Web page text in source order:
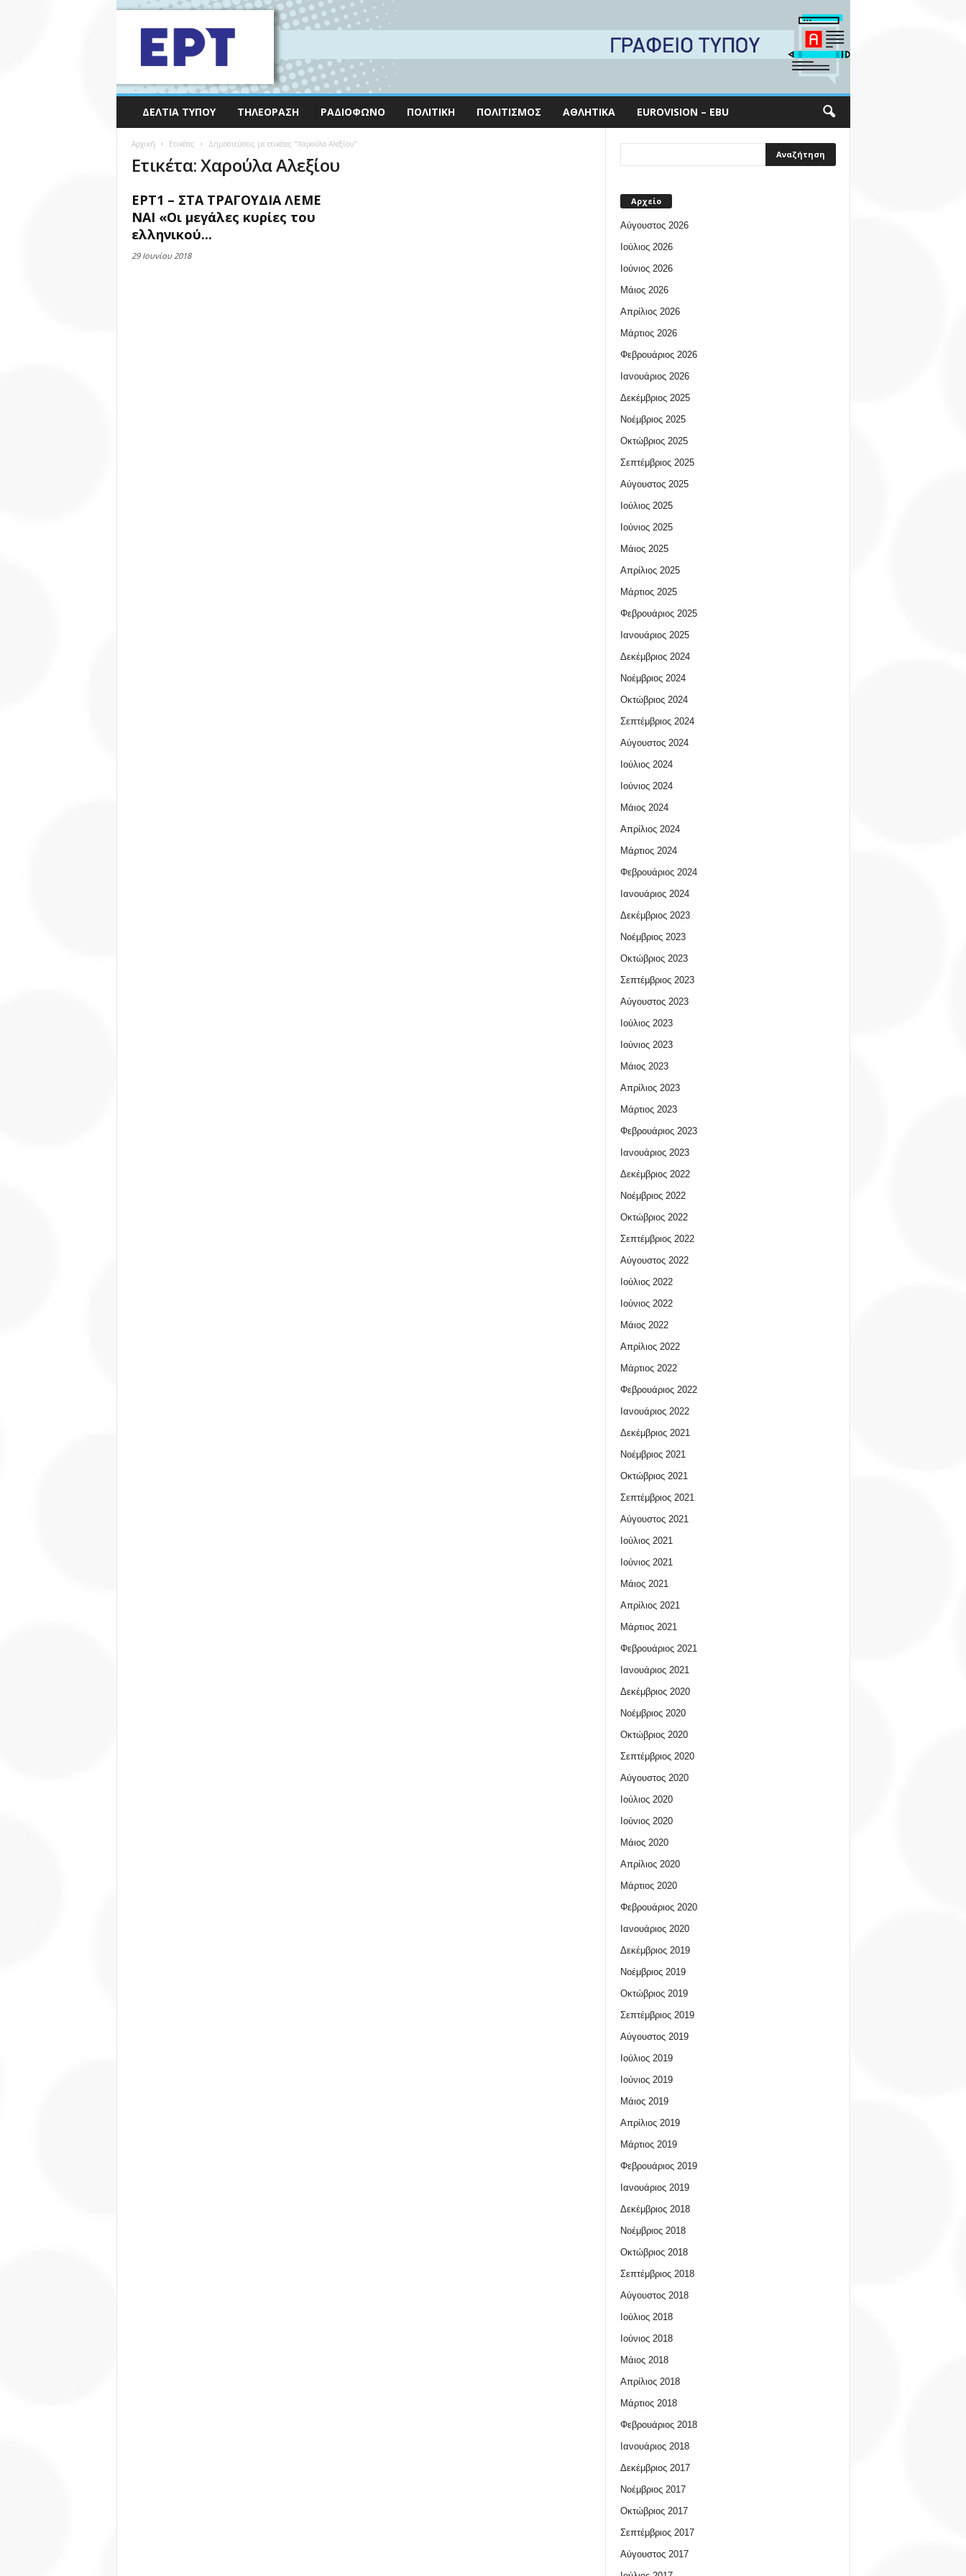
ΔΕΛΤΊΑ ΤΎΠΟΥ ΤΗΛΕΌΡΑΣΗ ΡΑΔΙΌΦΩΝΟ ΠΟΛΙΤΙΚΉ ΠΟΛΙΤΙΣΜΌΣ ΑΘΛΗΤΙΚΆ EUROVISION – EBU
Αρχική Ετικέτες Δημοσιεύσεις με ετικέτες "Χαρούλα Αλεξίου"
Ετικέτα: Χαρούλα Αλεξίου
ΕΡΤ1 – ΣΤΑ ΤΡΑΓΟΥΔΙΑ ΛΕΜΕ
ΝΑΙ «Οι μεγάλες κυρίες του
ελληνικού...
29 Ιουνίου 2018
Αρχείο
Αύγουστος 2026
Ιούλιος 2026
Ιούνιος 2026
Μάιος 2026
Απρίλιος 2026
Μάρτιος 2026
Φεβρουάριος 2026
Ιανουάριος 2026
Δεκέμβριος 2025
Νοέμβριος 2025
Οκτώβριος 2025
Σεπτέμβριος 2025
Αύγουστος 2025
Ιούλιος 2025
Ιούνιος 2025
Μάιος 2025
Απρίλιος 2025
Μάρτιος 2025
Φεβρουάριος 2025
Ιανουάριος 2025
Δεκέμβριος 2024
Νοέμβριος 2024
Οκτώβριος 2024
Σεπτέμβριος 2024
Αύγουστος 2024
Ιούλιος 2024
Ιούνιος 2024
Μάιος 2024
Απρίλιος 2024
Μάρτιος 2024
Φεβρουάριος 2024
Ιανουάριος 2024
Δεκέμβριος 2023
Νοέμβριος 2023
Οκτώβριος 2023
Σεπτέμβριος 2023
Αύγουστος 2023
Ιούλιος 2023
Ιούνιος 2023
Μάιος 2023
Απρίλιος 2023
Μάρτιος 2023
Φεβρουάριος 2023
Ιανουάριος 2023
Δεκέμβριος 2022
Νοέμβριος 2022
Οκτώβριος 2022
Σεπτέμβριος 2022
Αύγουστος 2022
Ιούλιος 2022
Ιούνιος 2022
Μάιος 2022
Απρίλιος 2022
Μάρτιος 2022
Φεβρουάριος 2022
Ιανουάριος 2022
Δεκέμβριος 2021
Νοέμβριος 2021
Οκτώβριος 2021
Σεπτέμβριος 2021
Αύγουστος 2021
Ιούλιος 2021
Ιούνιος 2021
Μάιος 2021
Απρίλιος 2021
Μάρτιος 2021
Φεβρουάριος 2021
Ιανουάριος 2021
Δεκέμβριος 2020
Νοέμβριος 2020
Οκτώβριος 2020
Σεπτέμβριος 2020
Αύγουστος 2020
Ιούλιος 2020
Ιούνιος 2020
Μάιος 2020
Απρίλιος 2020
Μάρτιος 2020
Φεβρουάριος 2020
Ιανουάριος 2020
Δεκέμβριος 2019
Νοέμβριος 2019
Οκτώβριος 2019
Σεπτέμβριος 2019
Αύγουστος 2019
Ιούλιος 2019
Ιούνιος 2019
Μάιος 2019
Απρίλιος 2019
Μάρτιος 2019
Φεβρουάριος 2019
Ιανουάριος 2019
Δεκέμβριος 2018
Νοέμβριος 2018
Οκτώβριος 2018
Σεπτέμβριος 2018
Αύγουστος 2018
Ιούλιος 2018
Ιούνιος 2018
Μάιος 2018
Απρίλιος 2018
Μάρτιος 2018
Φεβρουάριος 2018
Ιανουάριος 2018
Δεκέμβριος 2017
Νοέμβριος 2017
Οκτώβριος 2017
Σεπτέμβριος 2017
Αύγουστος 2017